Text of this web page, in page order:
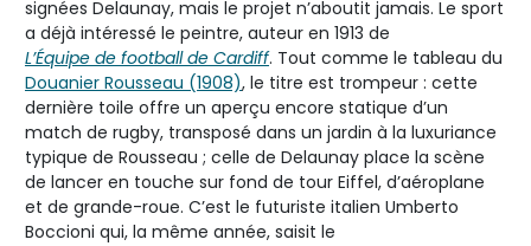
signées Delaunay, mais le projet n’aboutit jamais. Le sport
a déjà intéressé le peintre, auteur en 1913 de
L’Équipe de football de Cardiff. Tout comme le tableau du
Douanier Rousseau (1908), le titre est trompeur : cette
dernière toile offre un aperçu encore statique d’un
match de rugby, transposé dans un jardin à la luxuriance
typique de Rousseau ; celle de Delaunay place la scène
de lancer en touche sur fond de tour Eiffel, d’aéroplane
et de grande-roue. C’est le futuriste italien Umberto
Boccioni qui, la même année, saisit le